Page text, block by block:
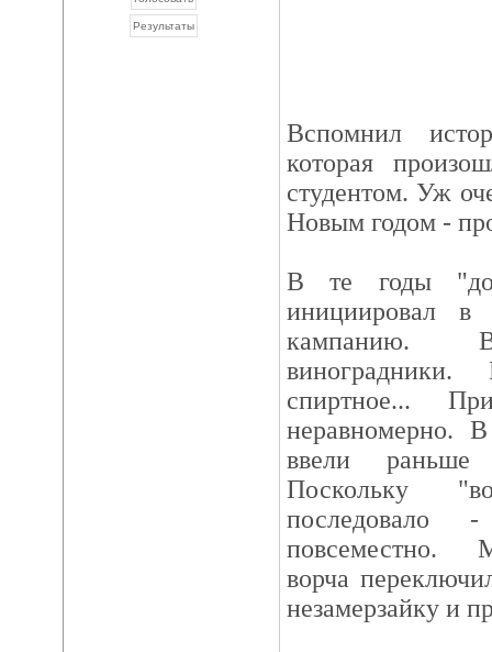
Вспомнил
которая
студентом. Уж
Новым годом -
В те годы
инициировал в
кампанию.
спиртное...
неравномерно.
ввели
Поскольку
повсеместно.
ворча
незамерзайку и